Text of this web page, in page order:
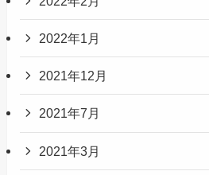
2022年1月
2021年12月
2021年7月
2021年3月